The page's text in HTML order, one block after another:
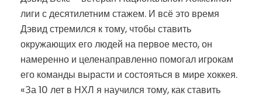
лиги с десятилетним стажем. И всё это время
Дэвид стремился к тому, чтобы ставить
окружающих его людей на первое место, он
намеренно и целенаправленно помогал игрокам
его команды вырасти и состояться в мире хоккея.
«За 10 лет в НХЛ я научился тому, как ставить